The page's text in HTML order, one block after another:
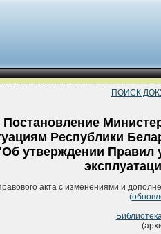
ПОИСК
Постановление
Республики
утверждении Правил
акта с изменениями и